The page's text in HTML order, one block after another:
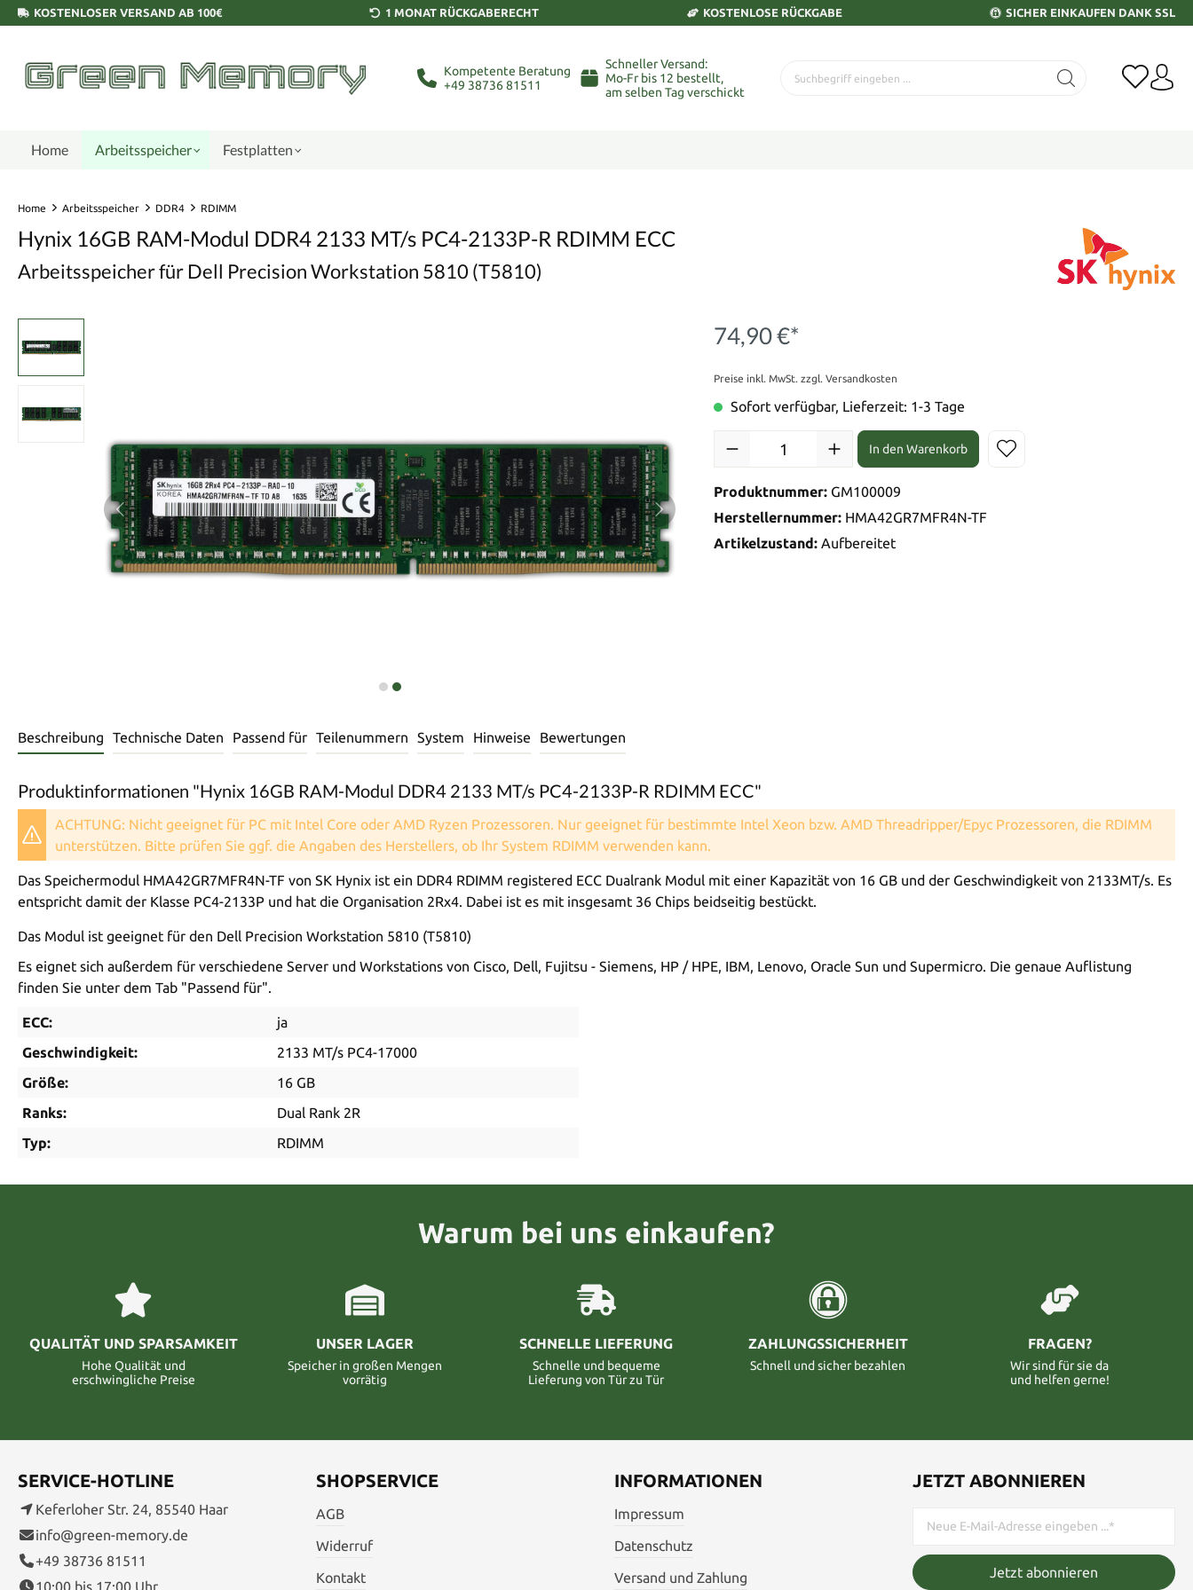
KOSTENLOSER VERSAND AB 100€ 1 MONAT RÜCKGABERECHT KOSTENLOSE RÜCKGABE SICHER EINKAUFEN DANK SSL
Kompetente Beratung
+49 38736 81511
Schneller Versand:
Mo-Fr bis 12 bestellt,
am selben Tag verschickt
Home Arbeitsspeicher Festplatten
Home Arbeitsspeicher DDR4 RDIMM
Hynix 16GB RAM-Modul DDR4 2133 MT/s PC4-2133P-R RDIMM ECC
Arbeitsspeicher für Dell Precision Workstation 5810 (T5810)
74,90 €*
Preise inkl. MwSt. zzgl. Versandkosten
Sofort verfügbar, Lieferzeit: 1-3 Tage
In den Warenkorb
Produktnummer: GM100009
Herstellernummer: HMA42GR7MFR4N-TF
Artikelzustand: Aufbereitet
Beschreibung Technische Daten Passend für Teilenummern System Hinweise Bewertungen
Produktinformationen "Hynix 16GB RAM-Modul DDR4 2133 MT/s PC4-2133P-R RDIMM ECC"
ACHTUNG: Nicht geeignet für PC mit Intel Core oder AMD Ryzen Prozessoren. Nur geeignet für bestimmte Intel Xeon bzw. AMD Threadripper/Epyc Prozessoren, die RDIMM
unterstützen. Bitte prüfen Sie ggf. die Angaben des Herstellers, ob Ihr System RDIMM verwenden kann.
Das Speichermodul HMA42GR7MFR4N-TF von SK Hynix ist ein DDR4 RDIMM registered ECC Dualrank Modul mit einer Kapazität von 16 GB und der Geschwindigkeit von 2133MT/s. Es
entspricht damit der Klasse PC4-2133P und hat die Organisation 2Rx4. Dabei ist es mit insgesamt 36 Chips beidseitig bestückt.
Das Modul ist geeignet für den Dell Precision Workstation 5810 (T5810)
Es eignet sich außerdem für verschiedene Server und Workstations von Cisco, Dell, Fujitsu - Siemens, HP / HPE, IBM, Lenovo, Oracle Sun und Supermicro. Die genaue Auflistung
finden Sie unter dem Tab "Passend für".
ECC:
ja
Geschwindigkeit:
2133 MT/s PC4-17000
Größe:
16 GB
Ranks:
Dual Rank 2R
Typ:
RDIMM
Warum bei uns einkaufen?
QUALITÄT UND SPARSAMKEIT
Hohe Qualität und
erschwingliche Preise
UNSER LAGER
Speicher in großen Mengen
vorrätig
SCHNELLE LIEFERUNG
Schnelle und bequeme
Lieferung von Tür zu Tür
ZAHLUNGSSICHERHEIT
Schnell und sicher bezahlen
FRAGEN?
Wir sind für sie da
und helfen gerne!
SERVICE-HOTLINE
Keferloher Str. 24, 85540 Haar
info@green-memory.de
+49 38736 81511
10:00 bis 17:00 Uhr
SHOPSERVICE
AGB
Widerruf
Kontakt
INFORMATIONEN
Impressum
Datenschutz
Versand und Zahlung
JETZT ABONNIEREN
Jetzt abonnieren